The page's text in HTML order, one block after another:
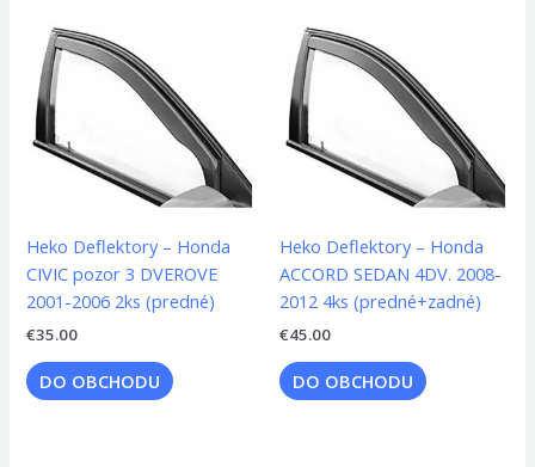
Heko Deflektory – Honda
CIVIC pozor 3 DVEROVE
2001-2006 2ks (predné)
€35.00
DO OBCHODU
Heko Deflektory – Honda
ACCORD SEDAN 4DV. 2008-
2012 4ks (predné+zadné)
€45.00
DO OBCHODU